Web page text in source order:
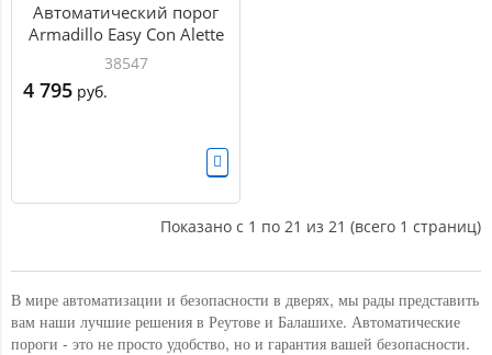
Автоматический порог
Armadillo Easy Con Alette
Asal B4/1430
38547
4 795 руб.
Показано с 1 по 21 из 21 (всего 1 страниц)
В мире автоматизации и безопасности в дверях, мы рады представить
вам наши лучшие решения в Реутове и Балашихе. Автоматические
пороги - это не просто удобство, но и гарантия вашей безопасности.